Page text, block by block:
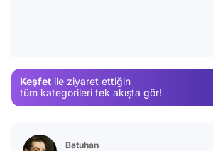
Keşfet ile ziyaret ettiğin
tüm kategorileri tek akışta gör!
Batuhan